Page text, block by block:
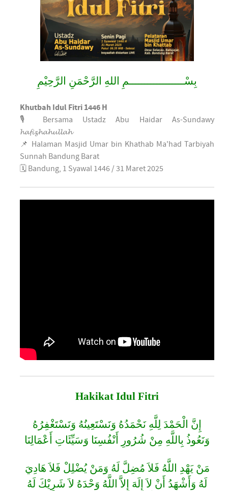
بِسْــــــــــــــــــمِ اللهِ الرَّحْمَنِ الرَّحِيْمِ
Khutbah Idul Fitri 1446 H
🎙️ Bersama Ustadz Abu Haidar As-Sundawy
𝓱𝓪𝓯𝓲𝔃𝓱𝓪𝓱𝓾𝓵𝓵𝓪𝓱
📌 Halaman Masjid Umar bin Khathab Ma'had Tarbiyah
Sunnah Bandung Barat
🗓️ Bandung, 1 Syawal 1446 / 31 Maret 2025
Hakikat Idul Fitri
إِنَّ الْحَمْدَ لِلَّهِ نَحْمَدُهُ وَنَسْتَعِينُهُ وَنَسْتَغْفِرُهُ
وَنَعُوذُ بِاللَّهِ مِنْ شُرُورِ أَنْفُسِنَا وَسَيِّئَاتِ أَعْمَالِنَا
مَنْ يَهْدِ اللَّهُ فَلاَ مُضِلَّ لَهُ وَمَنْ يُضْلِلْ فَلاَ هَادِيَ
لَهُ وَأَشْهَدُ أَنْ لاَ إِلَهَ إِلاَّ اللَّهُ وَحْدَهُ لاَ شَرِيْكَ لَهُ